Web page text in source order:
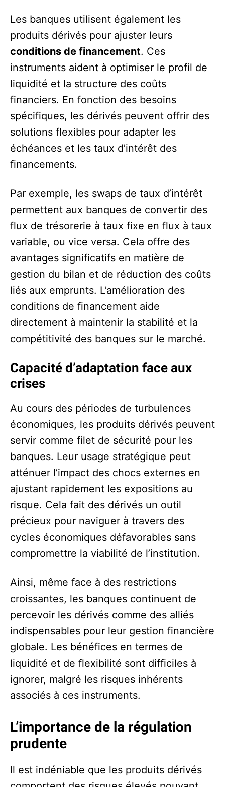
Les banques utilisent également les
produits dérivés pour ajuster leurs
conditions de financement. Ces
instruments aident à optimiser le profil de
liquidité et la structure des coûts
financiers. En fonction des besoins
spécifiques, les dérivés peuvent offrir des
solutions flexibles pour adapter les
échéances et les taux d’intérêt des
financements.
Par exemple, les swaps de taux d’intérêt
permettent aux banques de convertir des
flux de trésorerie à taux fixe en flux à taux
variable, ou vice versa. Cela offre des
avantages significatifs en matière de
gestion du bilan et de réduction des coûts
liés aux emprunts. L’amélioration des
conditions de financement aide
directement à maintenir la stabilité et la
compétitivité des banques sur le marché.
Capacité d’adaptation face aux
crises
Au cours des périodes de turbulences
économiques, les produits dérivés peuvent
servir comme filet de sécurité pour les
banques. Leur usage stratégique peut
atténuer l’impact des chocs externes en
ajustant rapidement les expositions au
risque. Cela fait des dérivés un outil
précieux pour naviguer à travers des
cycles économiques défavorables sans
compromettre la viabilité de l’institution.
Ainsi, même face à des restrictions
croissantes, les banques continuent de
percevoir les dérivés comme des alliés
indispensables pour leur gestion financière
globale. Les bénéfices en termes de
liquidité et de flexibilité sont difficiles à
ignorer, malgré les risques inhérents
associés à ces instruments.
L’importance de la régulation
prudente
Il est indéniable que les produits dérivés